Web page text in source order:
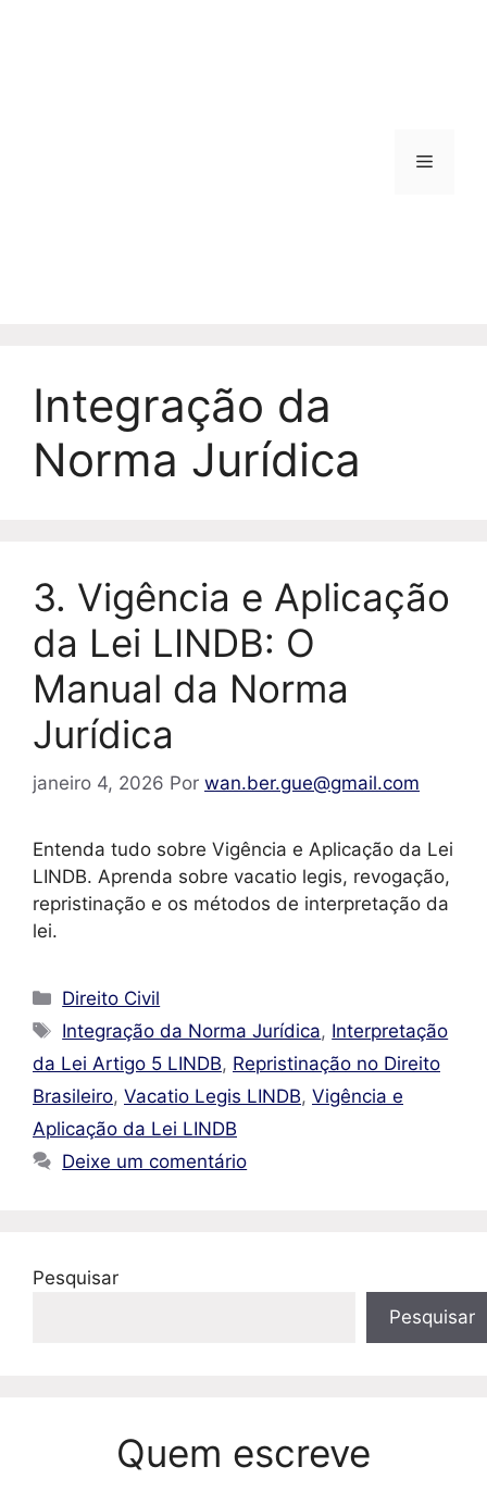
Menu
Integração da
Norma Jurídica
3. Vigência e Aplicação
da Lei LINDB: O
Manual da Norma
Jurídica
janeiro 4, 2026 Por wan.ber.gue@gmail.com
Entenda tudo sobre Vigência e Aplicação da Lei
LINDB. Aprenda sobre vacatio legis, revogação,
repristinação e os métodos de interpretação da
lei.
Categorias
Direito Civil
Tags
Integração da Norma Jurídica, Interpretação
da Lei Artigo 5 LINDB, Repristinação no Direito
Brasileiro, Vacatio Legis LINDB, Vigência e
Aplicação da Lei LINDB
Deixe um comentário
Pesquisar
Pesquisar
Quem escreve